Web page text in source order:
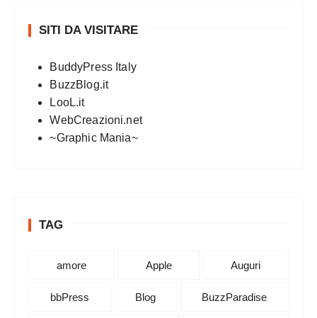
SITI DA VISITARE
BuddyPress Italy
BuzzBlog.it
LooL.it
WebCreazioni.net
~Graphic Mania~
TAG
amore Apple Auguri
bbPress Blog BuzzParadise